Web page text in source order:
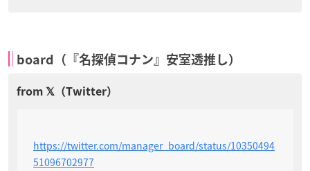
board（『名探偵コナン』安室透推し）
https://twitter.com/manager_board/status/10350494
51096702977